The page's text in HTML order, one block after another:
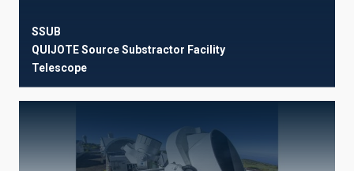
SSUB
QUIJOTE Source Substractor Facility
Telescope